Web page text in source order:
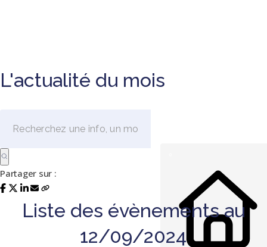
L'actualité du mois
Partager sur :
Liste des évènements au
12/09/2024